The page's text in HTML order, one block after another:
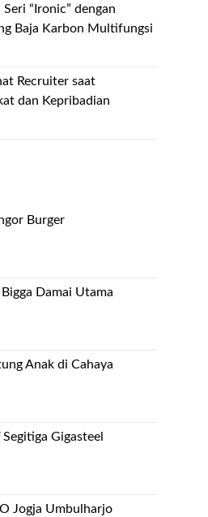
“Ironic” dengan
Baja Karbon Multifungsi
Recruiter saat
dan Kepribadian
Burger
Damai Utama
Anak di Cahaya
Gigasteel
Jogja Umbulharjo